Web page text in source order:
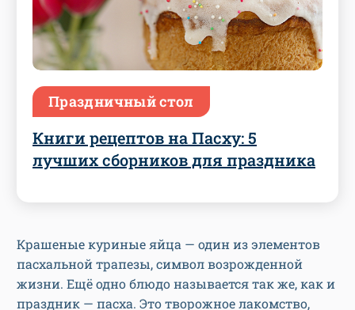
Праздничный стол
Книги рецептов на Пасху: 5
лучших сборников для праздника
Крашеные куриные яйца — один из элементов
пасхальной трапезы, символ возрожденной
жизни. Ещё одно блюдо называется так же, как и
праздник — пасха. Это творожное лакомство,